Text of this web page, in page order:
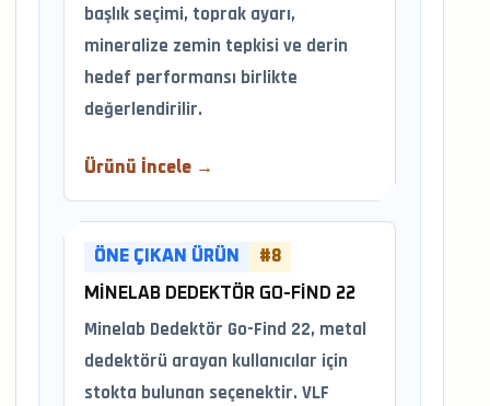
başlık seçimi, toprak ayarı,
mineralize zemin tepkisi ve derin
hedef performansı birlikte
değerlendirilir.
Ürünü İncele →
ÖNE ÇIKAN ÜRÜN #8
MINELAB DEDEKTÖR GO-FIND 22
Minelab Dedektör Go-Find 22, metal
dedektörü arayan kullanıcılar için
stokta bulunan seçenektir. VLF